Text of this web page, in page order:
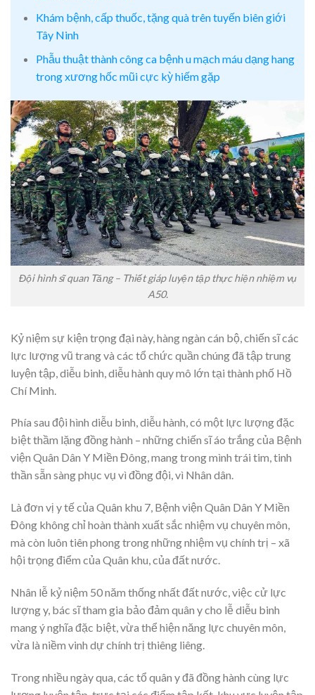
Khám bệnh, cấp thuốc, tặng quà trên tuyến biên giới
Tây Ninh
Phẫu thuật thành công ca bệnh u mạch máu dạng hang
trong xương hốc mũi cực kỳ hiếm gặp
Đội hình sĩ quan Tăng – Thiết giáp luyện tập thực hiện nhiệm vụ
A50.
Kỷ niệm sự kiện trọng đại này, hàng ngàn cán bộ, chiến sĩ các
lực lượng vũ trang và các tổ chức quần chúng đã tập trung
luyện tập, diễu binh, diễu hành quy mô lớn tại thành phố Hồ
Chí Minh.
Phía sau đội hình diễu binh, diễu hành, có một lực lượng đặc
biệt thầm lặng đồng hành – những chiến sĩ áo trắng của Bệnh
viện Quân Dân Y Miền Đông, mang trong mình trái tim, tinh
thần sẵn sàng phục vụ vì đồng đội, vì Nhân dân.
Là đơn vị y tế của Quân khu 7, Bệnh viện Quân Dân Y Miền
Đông không chỉ hoàn thành xuất sắc nhiệm vụ chuyên môn,
mà còn luôn tiên phong trong những nhiệm vụ chính trị – xã
hội trọng điểm của Quân khu, của đất nước.
Nhân lễ kỷ niệm 50 năm thống nhất đất nước, việc cử lực
lượng y, bác sĩ tham gia bảo đảm quân y cho lễ diễu binh
mang ý nghĩa đặc biệt, vừa thể hiện năng lực chuyên môn,
vừa là niềm vinh dự chính trị thiêng liêng.
Trong nhiều ngày qua, các tổ quân y đã đồng hành cùng lực